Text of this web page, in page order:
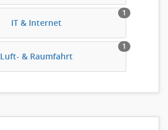
IT & Internet
1
Luft- & Raumfahrt
1